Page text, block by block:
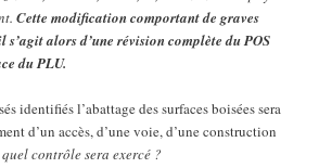
Cette modification comportant de graves
s’agit alors d’une révision complète du POS
du PLU.
identifiés l’abattage des surfaces boisées sera
d’un accès, d’une voie, d’une construction
contrôle sera exercé ?